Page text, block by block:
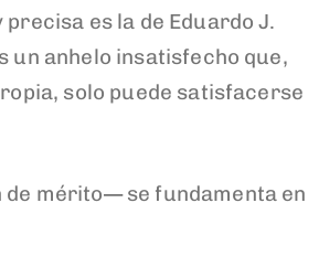
es la de Eduardo J.
un anhelo insatisfecho que,
solo puede satisfacerse
mérito— se fundamenta en